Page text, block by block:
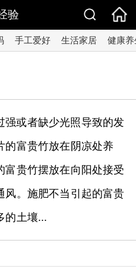
验
手工爱好 生活家居 健康养
强或者缺少光照导致的发
的富贵竹放在阴凉处养
富贵竹摆放在向阳处接受
风。施肥不当引起的富贵
的土壤...